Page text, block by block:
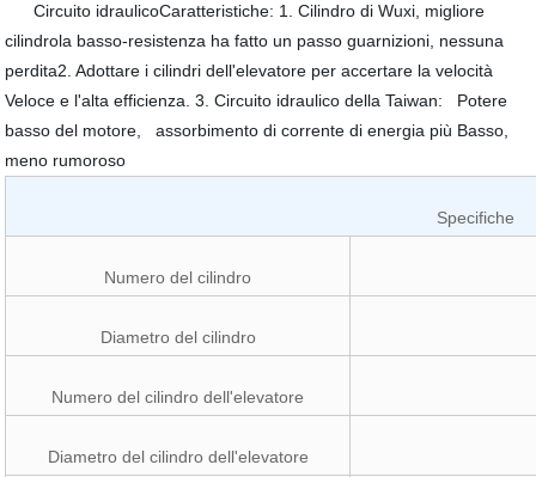
Circuito idraulicoCaratteristiche: 1. Cilindro di Wuxi, migliore
cilindrola basso-resistenza ha fatto un passo guarnizioni, nessuna
perdita2. Adottare i cilindri dell'elevatore per accertare la velocità
Veloce e l'alta efficienza. 3. Circuito idraulico della Taiwan: Potere
basso del motore, assorbimento di corrente di energia più Basso,
meno rumoroso
Specifiche
Numero del cilindro
Diametro del cilindro
Numero del cilindro dell'elevatore
Diametro del cilindro dell'elevatore